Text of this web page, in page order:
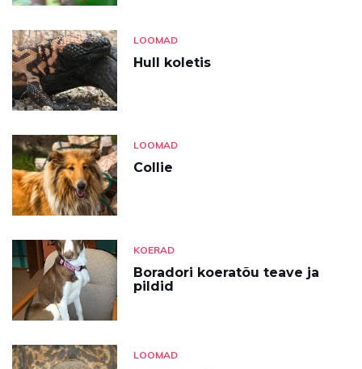
LOOMAD
Hull koletis
LOOMAD
Collie
KOERAD
Boradori koeratõu teave ja
pildid
LOOMAD